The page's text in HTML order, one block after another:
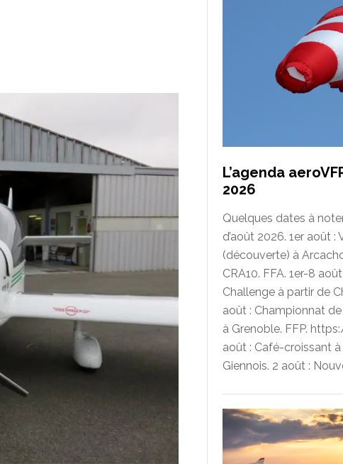
L’agenda
2026
Quelques dates à
d’août 2026. 1er août
(découverte) à
CRA10. FFA. 1er-8
Challenge à partir de
août : Championnat
à Grenoble. FFP.
août : Café-croissant
Giennois. 2 août :